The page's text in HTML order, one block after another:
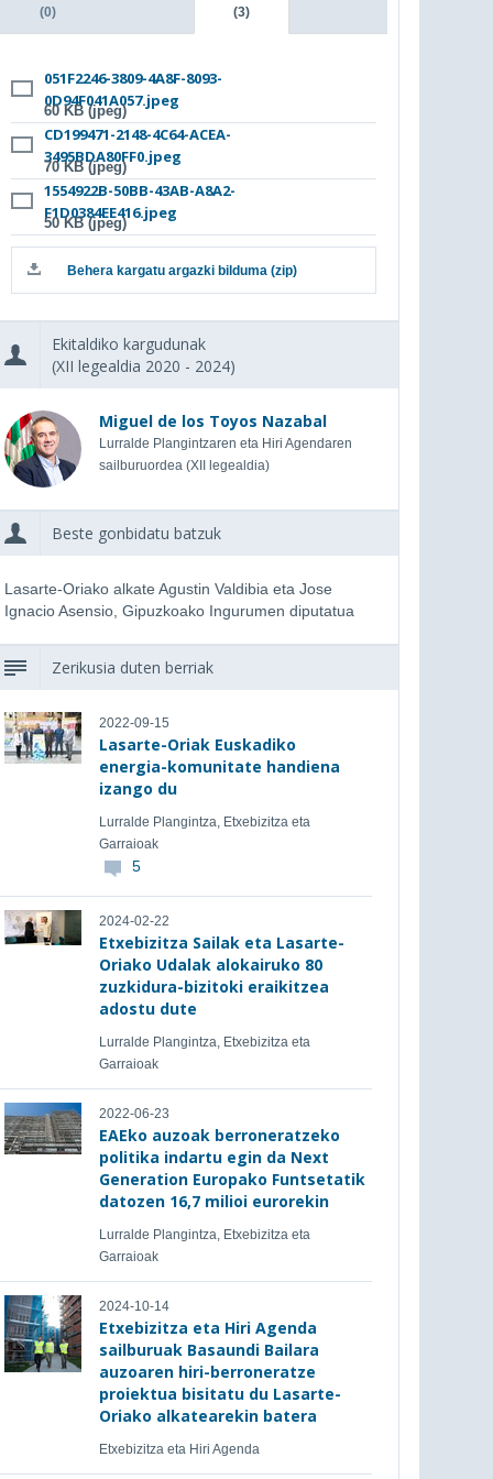
(0) (3)
051F2246-3809-4A8F-8093-
0D94F041A057.jpeg
60 KB (jpeg)
CD199471-2148-4C64-ACEA-
3495BDA80FF0.jpeg
70 KB (jpeg)
1554922B-50BB-43AB-A8A2-
F1D0384EE416.jpeg
50 KB (jpeg)
Behera kargatu argazki bilduma (zip)
Ekitaldiko kargudunak
(XII legealdia 2020 - 2024)
Miguel de los Toyos Nazabal
Lurralde Plangintzaren eta Hiri Agendaren
sailburuordea (XII legealdia)
Beste gonbidatu batzuk
Lasarte-Oriako alkate Agustin Valdibia eta Jose
Ignacio Asensio, Gipuzkoako Ingurumen diputatua
Zerikusia duten berriak
2022-09-15
Lasarte-Oriak Euskadiko
energia-komunitate handiena
izango du
Lurralde Plangintza, Etxebizitza eta
Garraioak
5
2024-02-22
Etxebizitza Sailak eta Lasarte-
Oriako Udalak alokairuko 80
zuzkidura-bizitoki eraikitzea
adostu dute
Lurralde Plangintza, Etxebizitza eta
Garraioak
2022-06-23
EAEko auzoak berroneratzeko
politika indartu egin da Next
Generation Europako Funtsetatik
datozen 16,7 milioi eurorekin
Lurralde Plangintza, Etxebizitza eta
Garraioak
2024-10-14
Etxebizitza eta Hiri Agenda
sailburuak Basaundi Bailara
auzoaren hiri-berroneratze
proiektua bisitatu du Lasarte-
Oriako alkatearekin batera
Etxebizitza eta Hiri Agenda